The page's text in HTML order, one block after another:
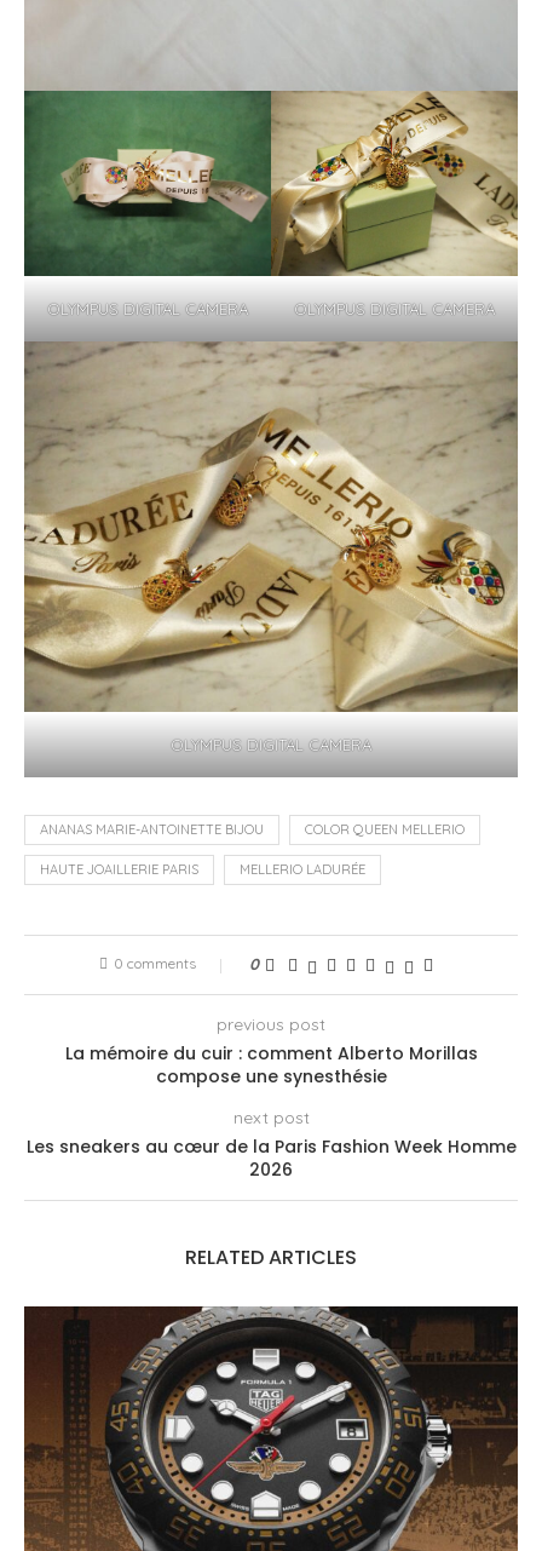
OLYMPUS DIGITAL CAMERA OLYMPUS DIGITAL CAMERA
OLYMPUS DIGITAL CAMERA
ANANAS MARIE-ANTOINETTE BIJOU COLOR QUEEN MELLERIO
HAUTE JOAILLERIE PARIS MELLERIO LADURÉE
0 comments 0
previous post
La mémoire du cuir : comment Alberto Morillas
compose une synesthésie
next post
Les sneakers au cœur de la Paris Fashion Week Homme
2026
RELATED ARTICLES